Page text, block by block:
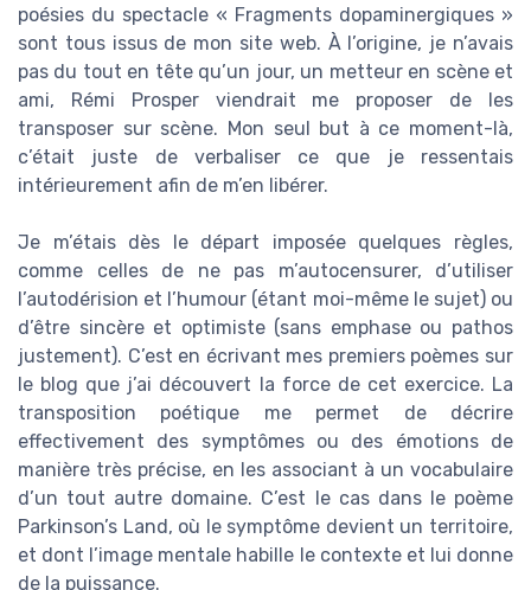
poésies du spectacle « Fragments dopaminergiques »
sont tous issus de mon site web. À l’origine, je n’avais
pas du tout en tête qu’un jour, un metteur en scène et
ami, Rémi Prosper viendrait me proposer de les
transposer sur scène. Mon seul but à ce moment-là,
c’était juste de verbaliser ce que je ressentais
intérieurement afin de m’en libérer.
Je m’étais dès le départ imposée quelques règles,
comme celles de ne pas m’autocensurer, d’utiliser
l’autodérision et l’humour (étant moi-même le sujet) ou
d’être sincère et optimiste (sans emphase ou pathos
justement). C’est en écrivant mes premiers poèmes sur
le blog que j’ai découvert la force de cet exercice. La
transposition poétique me permet de décrire
effectivement des symptômes ou des émotions de
manière très précise, en les associant à un vocabulaire
d’un tout autre domaine. C’est le cas dans le poème
Parkinson’s Land, où le symptôme devient un territoire,
et dont l’image mentale habille le contexte et lui donne
de la puissance.